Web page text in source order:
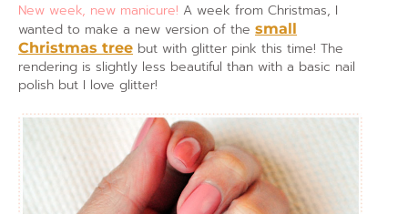
New week, new manicure! A week from Christmas, I
wanted to make a new version of the small
Christmas tree but with glitter pink this time! The
rendering is slightly less beautiful than with a basic nail
polish but I love glitter!